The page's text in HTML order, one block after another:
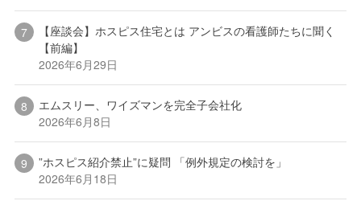
【座談会】ホスピス住宅とは アンビスの看護師たちに聞く
【前編】
2026年6月29日
エムスリー、ワイズマンを完全子会社化
2026年6月8日
”ホスピス紹介禁止”に疑問 「例外規定の検討を」
2026年6月18日